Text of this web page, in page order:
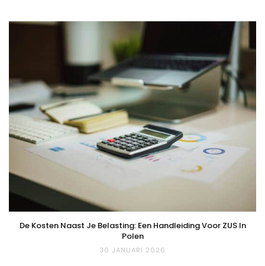
De Kosten Naast Je Belasting: Een Handleiding Voor ZUS In
Polen
30 JANUARI 2026